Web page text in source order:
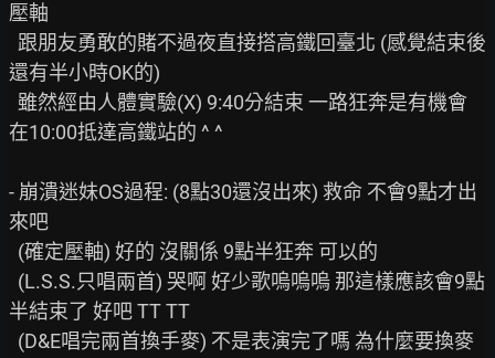
壓軸
還有半小時OK的)
在10:00抵達高鐵站的 ^ ^
- 崩潰迷妹OS過程: (8點30還沒出來) 救命 不會9點才出
來吧
半結束了 好吧 TT TT